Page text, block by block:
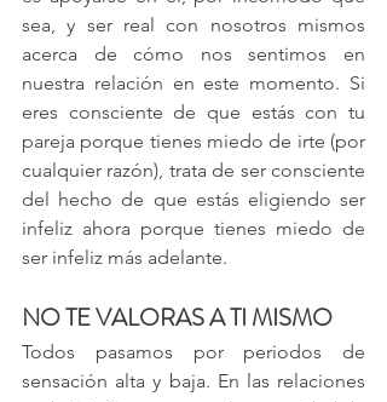
sea, y ser real con nosotros mismos
acerca de cómo nos sentimos en
nuestra relación en este momento. Si
eres consciente de que estás con tu
pareja porque tienes miedo de irte (por
cualquier razón), trata de ser consciente
del hecho de que estás eligiendo ser
infeliz ahora porque tienes miedo de
ser infeliz más adelante.
NO TE VALORAS A TI MISMO
Todos pasamos por periodos de
sensación alta y baja. En las relaciones